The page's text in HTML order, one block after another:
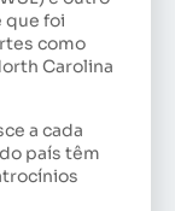
que foi
como
Carolina
a cada
país têm